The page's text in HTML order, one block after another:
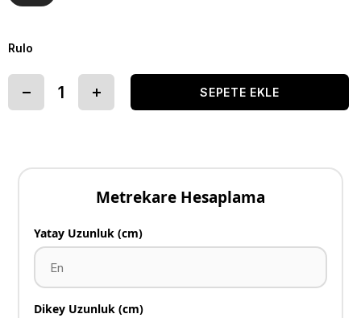
Rulo
Metrekare Hesaplama
Yatay Uzunluk (cm)
Dikey Uzunluk (cm)